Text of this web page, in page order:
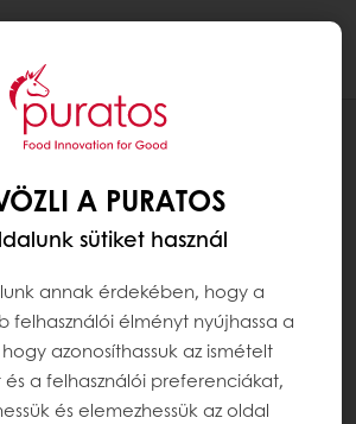
FALATKA
A PURATOS
sütiket használ
annak érdekében, hogy a
felhasználói élményt nyújhassa a
azonosíthassuk az ismételt
a felhasználói preferenciákat,
és elemezhessük az oldal